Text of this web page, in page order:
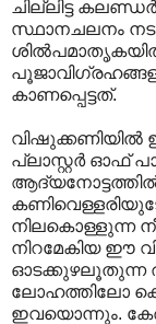
ചില്ലിട്ട
സ്ഥാനചലനം
കാണപ്പെട്ടത്‌.
വിഷുക്കണിയില്‍
പ്ലാസ്റ്റര്‍ ഓഫ്‌
ആദ്യനോട്ടത്തില്‍
നിലകൊള്ളുന്ന
നിറമേകിയ ഈ
ഓടക്കുഴലൂതുന്ന
ലോഹത്തിലോ
ഇവയൊന്നും.